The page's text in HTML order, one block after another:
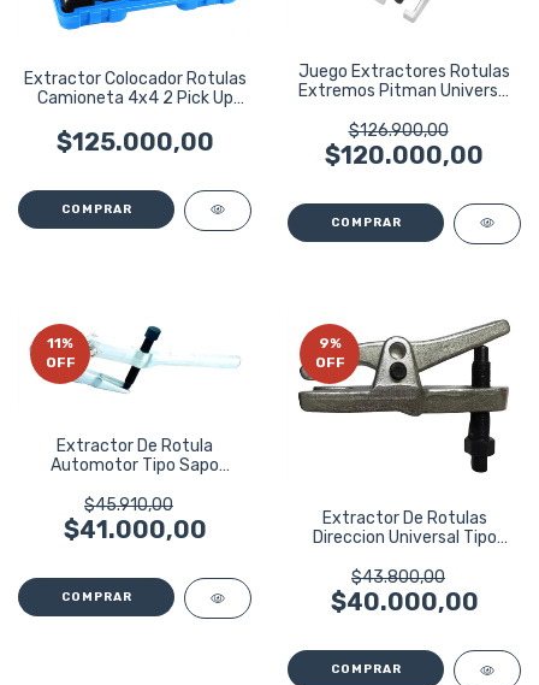
Extractor Colocador Rotulas
Camioneta 4x4 2 Pick Up
$125.000,00
Juego Extractores Rotulas
Extremos Pitman Universal
$126.900,00
$120.000,00
11%
OFF
Extractor De Rotula
Automotor Tipo Sapo
$45.910,00
$41.000,00
9%
OFF
Extractor De Rotulas
Direccion Universal Tipo
$43.800,00
$40.000,00